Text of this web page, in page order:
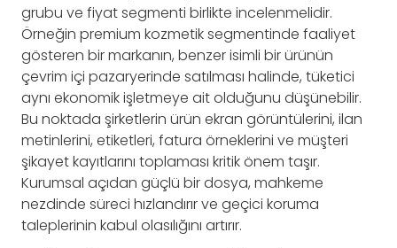
grubu ve fiyat segmenti birlikte incelenmelidir.
Örneğin premium kozmetik segmentinde faaliyet
gösteren bir markanın, benzer isimli bir ürünün
çevrim içi pazaryerinde satılması halinde, tüketici
aynı ekonomik işletmeye ait olduğunu düşünebilir.
Bu noktada şirketlerin ürün ekran görüntülerini, ilan
metinlerini, etiketleri, fatura örneklerini ve müşteri
şikayet kayıtlarını toplaması kritik önem taşır.
Kurumsal açıdan güçlü bir dosya, mahkeme
nezdinde süreci hızlandırır ve geçici koruma
taleplerinin kabul olasılığını artırır.